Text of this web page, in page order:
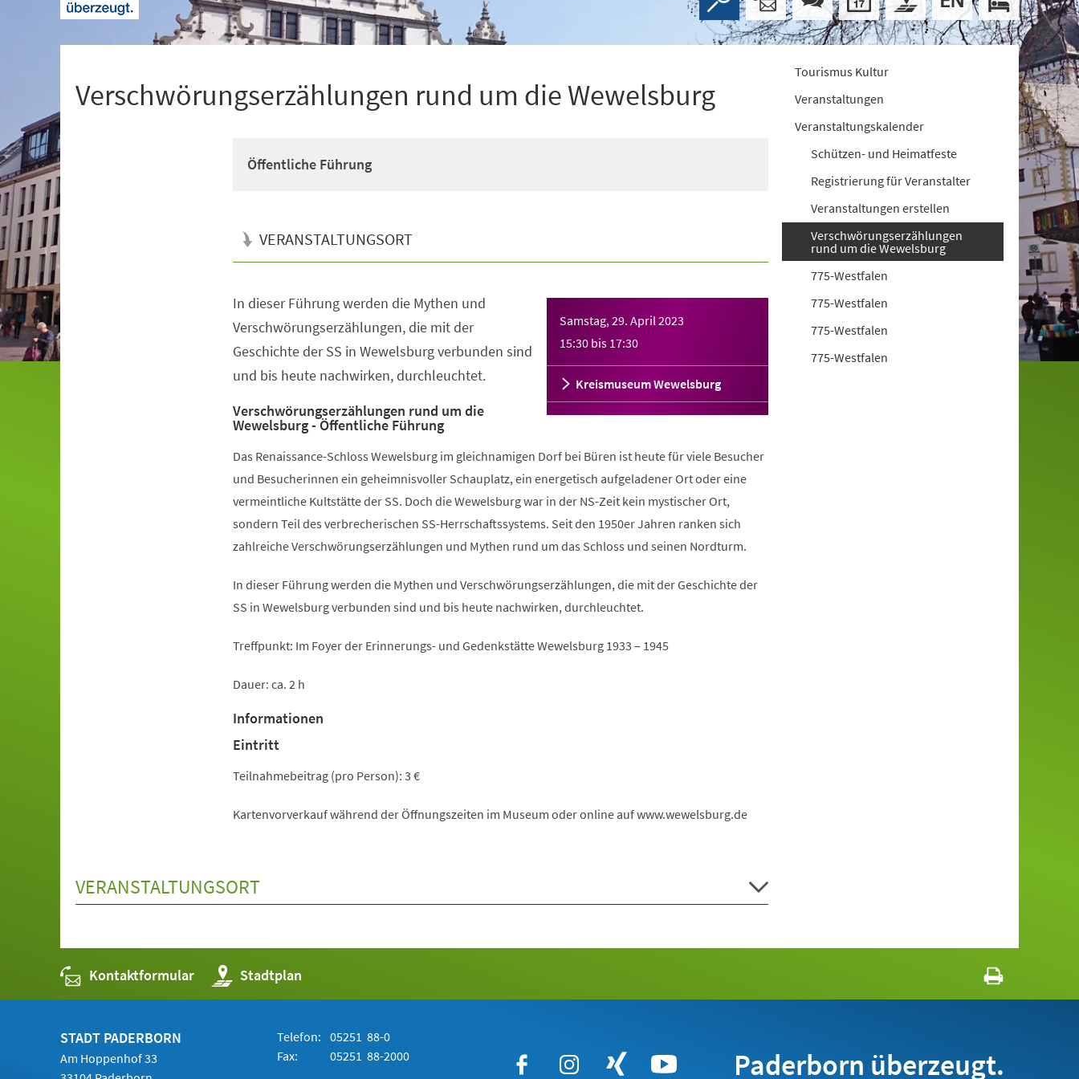
Verschwörungserzählungen rund um die Wewelsburg
Öffentliche Führung
VERANSTALTUNGSORT
Samstag, 29. April 2023
15:30 bis 17:30
Kreismuseum Wewelsburg
In dieser Führung werden die Mythen und
Verschwörungserzählungen, die mit der
Geschichte der SS in Wewelsburg verbunden sind
und bis heute nachwirken, durchleuchtet.
Verschwörungserzählungen rund um die
Wewelsburg - Öffentliche Führung
Das Renaissance-Schloss Wewelsburg im gleichnamigen Dorf bei Büren ist heute für viele Besucher
und Besucherinnen ein geheimnisvoller Schauplatz, ein energetisch aufgeladener Ort oder eine
vermeintliche Kultstätte der SS. Doch die Wewelsburg war in der NS-Zeit kein mystischer Ort,
sondern Teil des verbrecherischen SS-Herrschaftssystems. Seit den 1950er Jahren ranken sich
zahlreiche Verschwörungserzählungen und Mythen rund um das Schloss und seinen Nordturm.
In dieser Führung werden die Mythen und Verschwörungserzählungen, die mit der Geschichte der
SS in Wewelsburg verbunden sind und bis heute nachwirken, durchleuchtet.
Treffpunkt: Im Foyer der Erinnerungs- und Gedenkstätte Wewelsburg 1933 – 1945
Dauer: ca. 2 h
Informationen
Eintritt
Teilnahmebeitrag (pro Person): 3 €
Kartenvorverkauf während der Öffnungszeiten im Museum oder online auf www.wewelsburg.de
VERANSTALTUNGSORT
Tourismus Kultur
Veranstaltungen
Veranstaltungskalender
Schützen- und Heimatfeste
Registrierung für Veranstalter
Veranstaltungen erstellen
Verschwörungserzählungen
rund um die Wewelsburg
775-Westfalen
775-Westfalen
775-Westfalen
775-Westfalen
Kontaktformular Stadtplan
(Öffnet
in
einem
STADT PADERBORN
Am Hoppenhof 33
Telefon: 05251 88-0
Fax:
05251 88-2000 Paderborn überzeugt.